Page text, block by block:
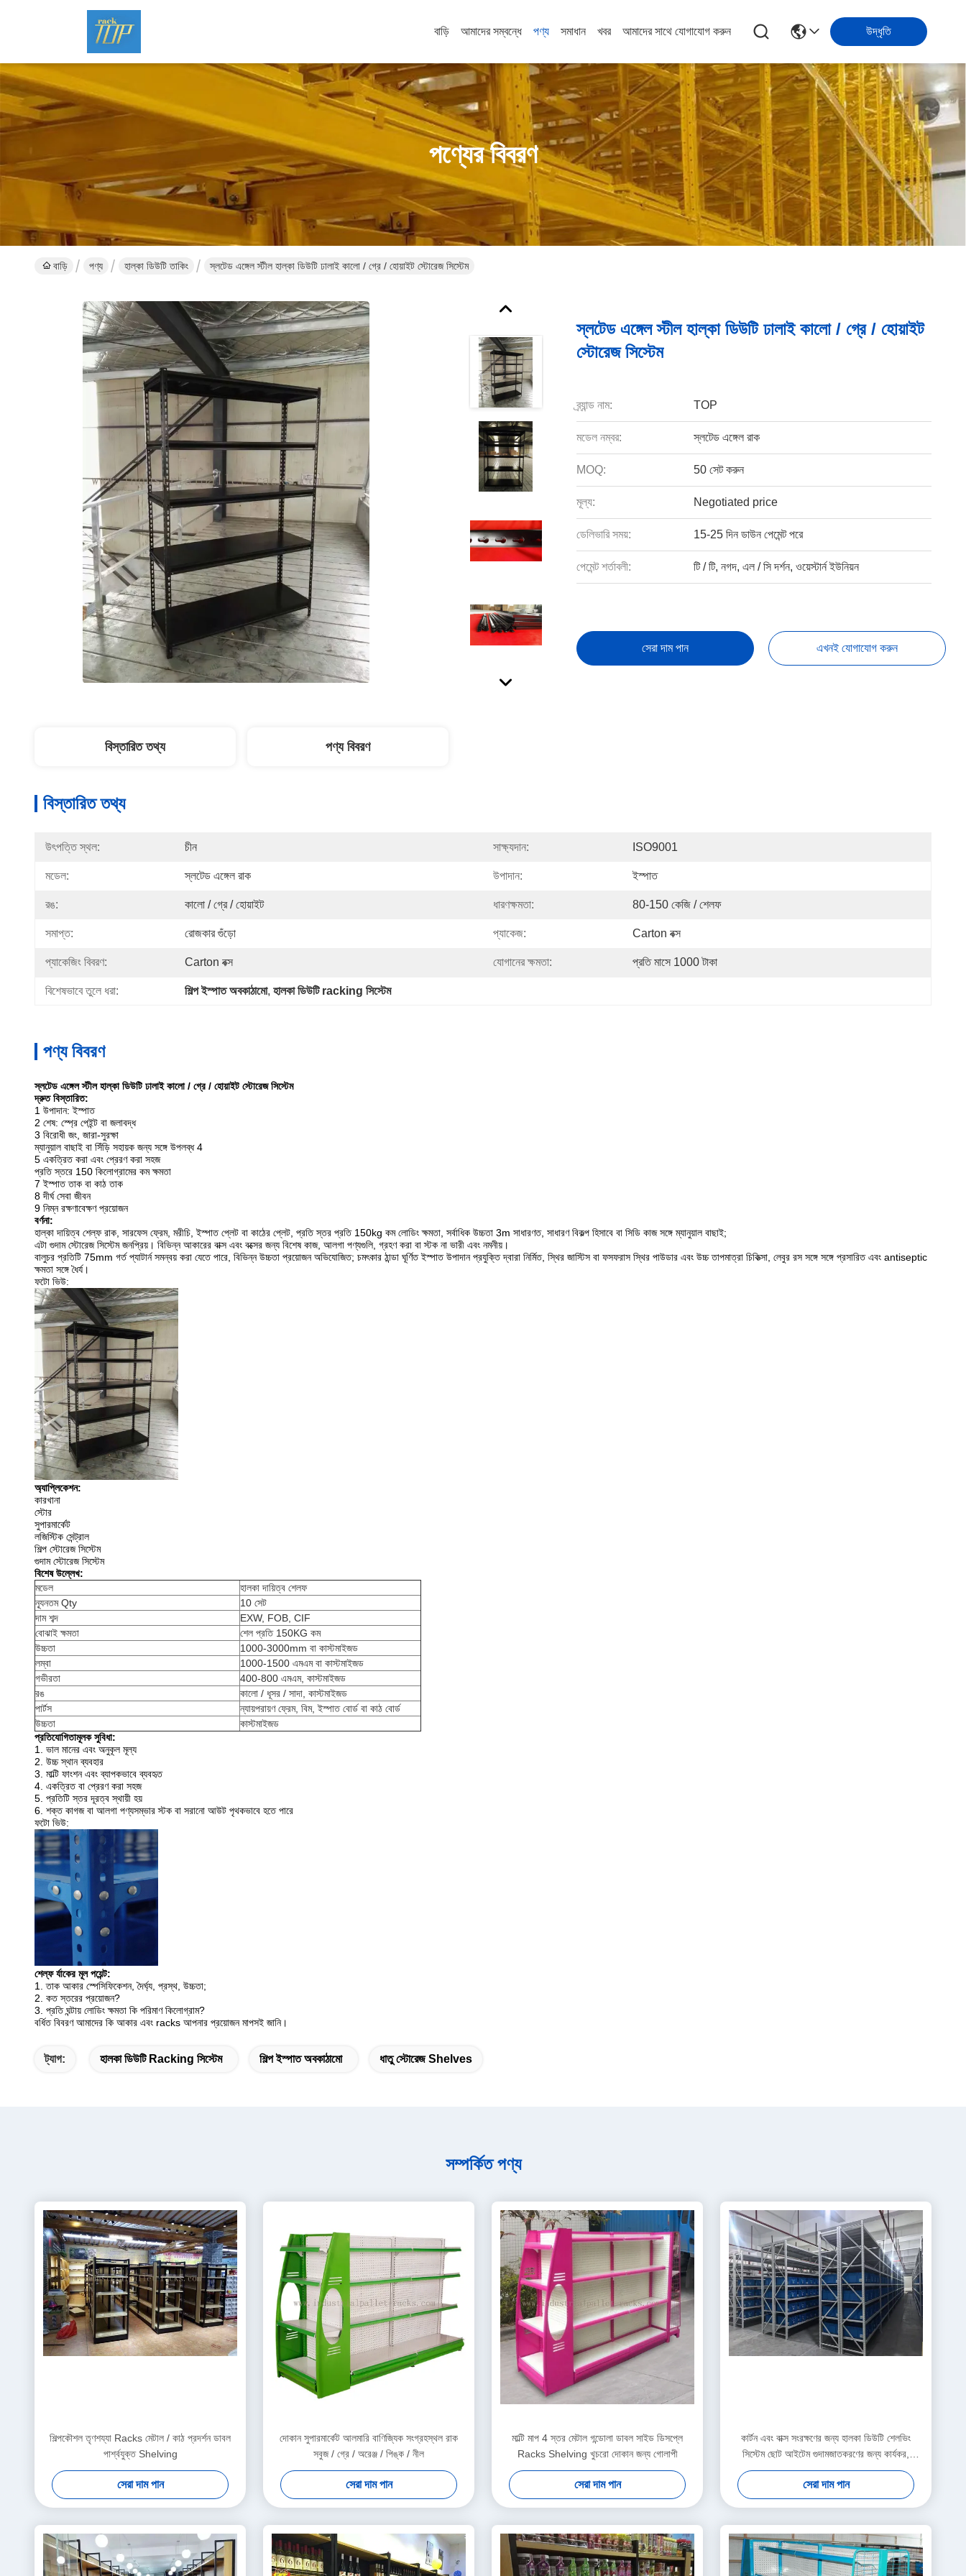
বাড়ি আমাদের সম্বন্ধে পণ্য সমাধান খবর আমাদের সাথে যোগাযোগ করুন উদ্ধৃতি
পণ্যের বিবরণ
বাড়ি পণ্য হাল্কা ডিউটি ​​তাকিং স্লটেড এঙ্গেল স্টীল হাল্কা ডিউটি ​​ঢালাই কালো / গ্রে / হোয়াইট স্টোরেজ সিস্টেম
স্লটেড এঙ্গেল স্টীল হাল্কা ডিউটি ​​ঢালাই কালো / গ্রে / হোয়াইট
স্টোরেজ সিস্টেম
ব্র্যান্ড নাম: TOP
মডেল নম্বর: স্লটেড এঙ্গেল রাক
MOQ: 50 সেট করুন
মূল্য: Negotiated price
ডেলিভারি সময়: 15-25 দিন ডাউন পেমেন্ট পরে
পেমেন্ট শর্তাবলী: টি / টি, নগদ, এল / সি দর্শন, ওয়েস্টার্ন ইউনিয়ন
সেরা দাম পান এখনই যোগাযোগ করুন
বিস্তারিত তথ্য পণ্য বিবরণ
বিস্তারিত তথ্য
উৎপত্তি স্থল: চীন সাক্ষ্যদান: ISO9001
মডেল: স্লটেড এঙ্গেল রাক উপাদান: ইস্পাত
রঙ: কালো / গ্রে / হোয়াইট ধারণক্ষমতা: 80-150 কেজি / শেলফ
সমাপ্ত: রোজকার গুঁড়ো প্যাকেজ: Carton বক্স
প্যাকেজিং বিবরণ: Carton বক্স যোগানের ক্ষমতা: প্রতি মাসে 1000 টাকা
বিশেষভাবে তুলে ধরা: শিল্প ইস্পাত অবকাঠামো, হালকা ডিউটি ​​racking সিস্টেম
পণ্য বিবরণ
স্লটেড এঙ্গেল স্টীল হাল্কা ডিউটি ​​ঢালাই কালো / গ্রে / হোয়াইট স্টোরেজ সিস্টেম
দ্রুত বিস্তারিত:
1 উপাদান: ইস্পাত
2 শেষ: স্প্রে পেইন্ট বা জলাবদ্ধ
3 বিরোধী জং, জারা-সুরক্ষা
ম্যানুয়াল বাছাই বা সিঁড়ি সহায়ক জন্য সঙ্গে উপলব্ধ 4
5 একত্রিত করা এবং প্রেরণ করা সহজ
প্রতি স্তরে 150 কিলোগ্রামের কম ক্ষমতা
7 ইস্পাত তাক বা কাঠ তাক
8 দীর্ঘ সেবা জীবন
9 নিম্ন রক্ষণাবেক্ষণ প্রয়োজন
বর্ণনা:
হাল্কা দায়িত্ব শেল্ফ রাক, সারফেস ফ্রেম, মরীচি, ইস্পাত প্লেট বা কাঠের প্লেট, প্রতি স্তর প্রতি 150kg কম লোডিং ক্ষমতা, সর্বাধিক উচ্চতা 3m সাধারণত, সাধারণ বিকল্প হিসাবে বা সিডি কাজ সঙ্গে ম্যানুয়াল বাছাই;
এটা গুদাম স্টোরেজ সিস্টেম জনপ্রিয়। বিভিন্ন আকারের বাক্স এবং বক্সের জন্য বিশেষ কাজ, আলগা পণ্যগুলি, গ্রহণ করা বা স্টক না ভারী এবং নমনীয়।
বালুচর প্রতিটি 75mm গর্ত প্যাটার্ন সমন্বয় করা যেতে পারে, বিভিন্ন উচ্চতা প্রয়োজন অভিযোজিত; চমৎকার ঠান্ডা ঘূর্ণিত ইস্পাত উপাদান প্রযুক্তি দ্বারা নির্মিত, স্থির জাস্টিস বা ফসফরাস স্থির পাউডার এবং উচ্চ তাপমাত্রা চিকিত্সা, লেবুর রস সঙ্গে সঙ্গে প্রসারিত এবং antiseptic
ক্ষমতা সঙ্গে ধৈর্য।
ফটো ভিউ:
অ্যাপ্লিকেশন:
কারখানা
স্টোর
সুপারমার্কেট
লজিস্টিক সেন্ট্রাল
শিল্প স্টোরেজ সিস্টেম
গুদাম স্টোরেজ সিস্টেম
বিশেষ উল্লেখ:
মডেল
হালকা দায়িত্ব শেলফ
ন্যূনতম Qty
10 সেট
দাম শব্দ
EXW, FOB, CIF
বোঝাই ক্ষমতা
শেল প্রতি 150KG কম
উচ্চতা
1000-3000mm বা কাস্টমাইজড
লম্বা
1000-1500 এমএম বা কাস্টমাইজড
গভীরতা
400-800 এমএম, কাস্টমাইজড
রঙ
কালো / ধূসর / সাদা, কাস্টমাইজড
পার্টস
ন্যায়পরায়ণ ফ্রেম, বিম, ইস্পাত বোর্ড বা কাঠ বোর্ড
উচ্চতা
কাস্টমাইজড
প্রতিযোগিতামূলক সুবিধা:
1. ভাল মানের এবং অনুকূল মূল্য
2. উচ্চ স্থান ব্যবহার
3. মাল্টি ফাংশন এবং ব্যাপকভাবে ব্যবহৃত
4. একত্রিত বা প্রেরণ করা সহজ
5. প্রতিটি স্তর দূরত্ব স্থায়ী হয়
6. শক্ত কাগজ বা আলগা পণ্যসম্ভার স্টক বা সরানো আউট পৃথকভাবে হতে পারে
ফটো ভিউ:
শেল্ফ র্যাকের মূল পয়েন্ট:
1. তাক আকার স্পেসিফিকেশন, দৈর্ঘ্য, প্রস্থ, উচ্চতা;
2. কত স্তরের প্রয়োজন?
3. প্রতি ঘন্টায় লোডিং ক্ষমতা কি পরিমাণ কিলোগ্রাম?
বর্ধিত বিবরণ আমাদের কি আকার এবং racks আপনার প্রয়োজন মাপসই জানি।
ট্যাগ: হালকা ডিউটি ​​racking সিস্টেম শিল্প ইস্পাত অবকাঠামো ধাতু স্টোরেজ Shelves
সম্পর্কিত পণ্য
শিল্পকৌশল তৃণশয্যা Racks মেটাল / কাঠ প্রদর্শন ডাবল
পার্শ্বযুক্ত Shelving
সেরা দাম পান
দোকান সুপারমার্কেট আলমারি বাণিজ্যিক সংগ্রহস্থল রাক
সবুজ / গ্রে / অরেঞ্জ / পিঙ্ক / নীল
সেরা দাম পান
মাল্টি মাপ 4 স্তর মেটাল গন্ডোলা ডাবল সাইড ডিসপ্লে
Racks Shelving খুচরো দোকান জন্য গোলাপী
সেরা দাম পান
কার্টন এবং বাক্স সংরক্ষণের জন্য হালকা ডিউটি ​​শেলভিং
সিস্টেম ছোট আইটেম গুদামজাতকরণের জন্য কার্যকর,
সুসংগঠিত এবং পরিমাপযোগ্য সমাধান
সেরা দাম পান